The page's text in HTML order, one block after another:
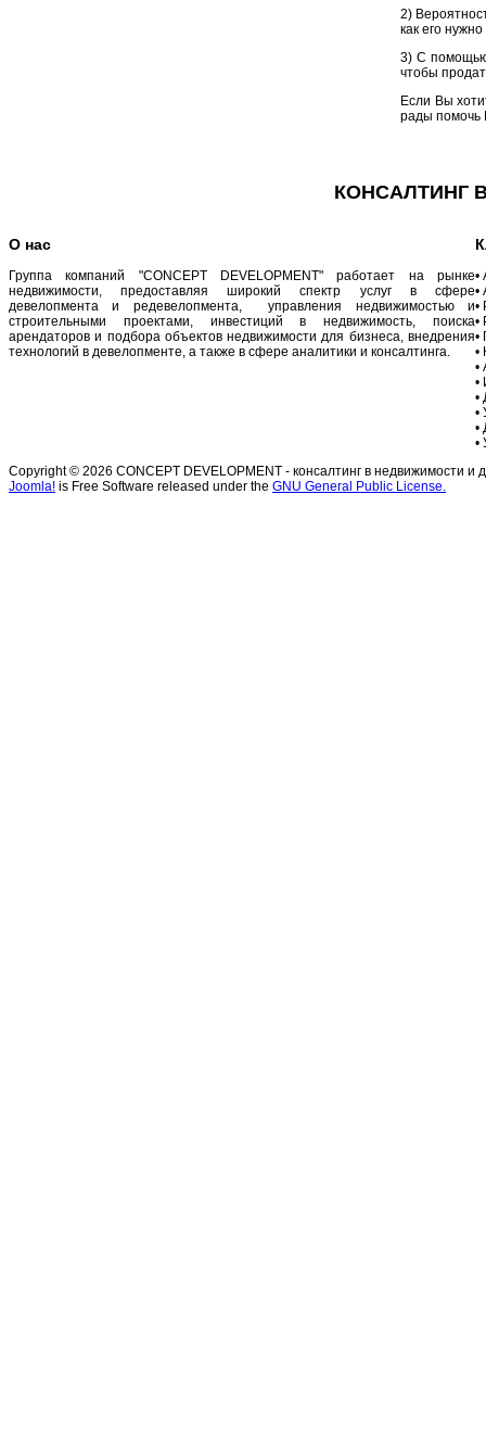
2)
как его
3) С помощью
чтобы
Если Вы
рады помочь
КОНСАЛТИНГ
О нас
Группа компаний "CONCEPT DEVELOPMENT" работает на рынке
недвижимости, предоставляя широкий спектр услуг в сфере
девелопмента и редевелопмента, управления недвижимостью и
строительными проектами, инвестиций в недвижимость, поиска
арендаторов и подбора объектов недвижимости для бизнеса, внедрения
технологий в девелопменте, а также в сфере аналитики и консалтинга.
•
•
•
•
•
•
•
•
•
•
•
•
Copyright © 2026 CONCEPT DEVELOPMENT - консалтинг в недвижимости
Joomla! is Free Software released under the GNU General Public License.